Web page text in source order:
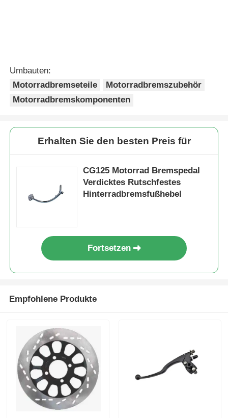
Produkte
Über uns
Qualitätskontrolle
Kontakt
Motorradmotorteile
Elektrische Komponenten für Motorräder
Motorradmodifikationsteile
Motorradbremsanlage
Motorrad-Körperteile
Umbauten:
Motorradbremseteile
Motorradbremszubehör
Motorradbremskomponenten
Erhalten Sie den besten Preis für
CG125 Motorrad Bremspedal
Verdicktes Rutschfestes
Hinterradbremsfußhebel
Fortsetzen
Empfohlene Produkte